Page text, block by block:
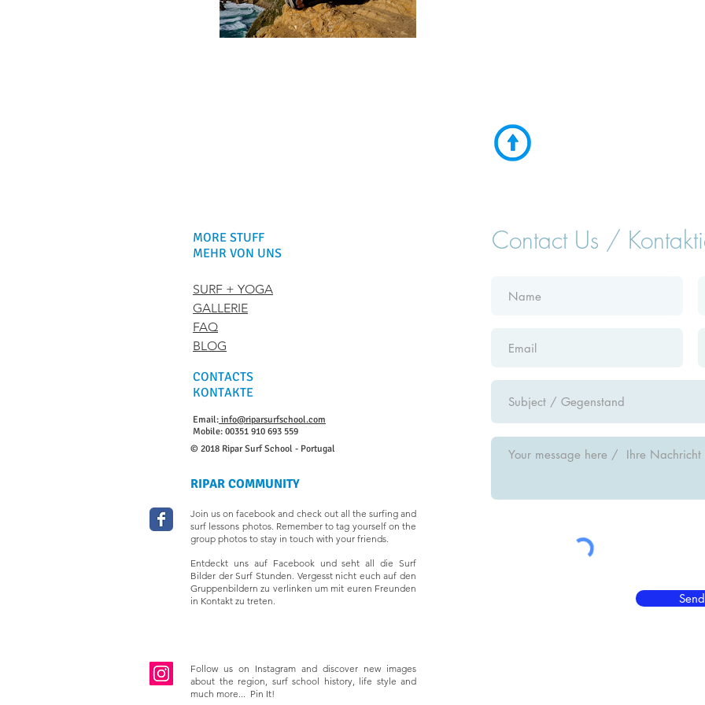
MORE STUFF
MEHR VON UNS
SURF + YOGA
GALLERIE
FAQ
BLOG
CONTACTS
KONTAKTE
Email: info@riparsurfschool.com
Mobile: 00351 910 693 559
© 2018 Ripar Surf School - Portugal
RIPAR COMMUNITY
Join us on facebook and check out all the surfing and
surf lessons photos. Remember to tag yourself on the
group photos to stay in touch with your friends.
Entdeckt uns auf Facebook und seht all die Surf
Bilder der Surf Stunden. Vergesst nicht euch auf den
Gruppenbildern zu verlinken um mit euren Freunden
in Kontakt zu treten.
Follow us on Instagram and discover new images
about the region, surf school history, life style and
much more... Pin It!
Contact Us /
Send